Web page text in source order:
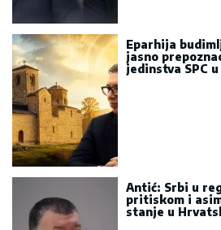
Eparhija
jasno
jedinstva SPC
Antić: Srbi u
pritiskom i
stanje u